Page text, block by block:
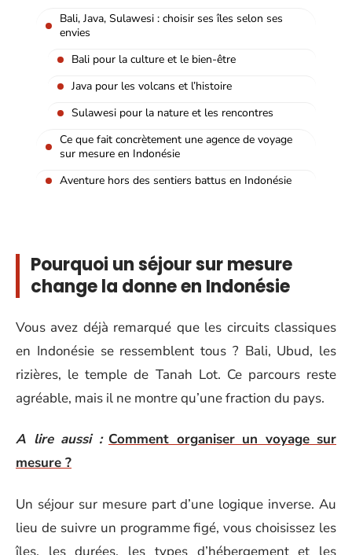
Bali, Java, Sulawesi : choisir ses îles selon ses
envies
Bali pour la culture et le bien-être
Java pour les volcans et l’histoire
Sulawesi pour la nature et les rencontres
Ce que fait concrètement une agence de voyage
sur mesure en Indonésie
Aventure hors des sentiers battus en Indonésie
Pourquoi un séjour sur mesure
change la donne en Indonésie
Vous avez déjà remarqué que les circuits classiques
en Indonésie se ressemblent tous ? Bali, Ubud, les
rizières, le temple de Tanah Lot. Ce parcours reste
agréable, mais il ne montre qu’une fraction du pays.
A lire aussi : Comment organiser un voyage sur
mesure ?
Un séjour sur mesure part d’une logique inverse. Au
lieu de suivre un programme figé, vous choisissez les
îles, les durées, les types d’hébergement et les